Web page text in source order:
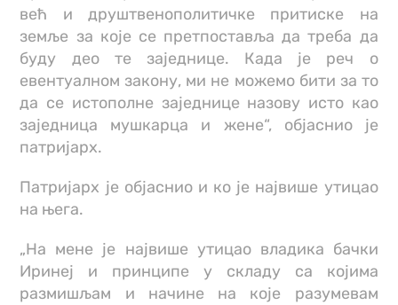
већ и друштвенополитичке притиске на
земље за које се претпоставља да треба да
буду део те заједнице. Када је реч о
евентуалном закону, ми не можемо бити за то
да се истополне заједнице назову исто као
заједница мушкарца и жене“, објаснио је
патријарх.
Патријарх је објаснио и ко је највише утицао
на њега.
„На мене је највише утицао владика бачки
Иринеј и принципе у складу са којима
размишљам и начине на које разумевам